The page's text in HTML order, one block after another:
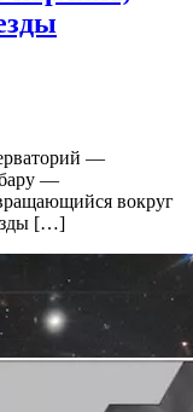
—
—
вокруг
[…]